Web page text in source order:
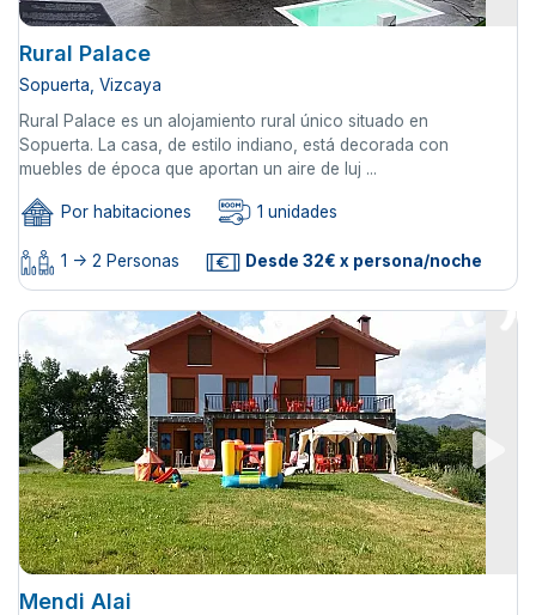
Rural Palace
Sopuerta, Vizcaya
Rural Palace es un alojamiento rural único situado en
Sopuerta. La casa, de estilo indiano, está decorada con
muebles de época que aportan un aire de luj ...
Por habitaciones 1 unidades
1 -> 2 Personas Desde 32€ x persona/noche
Mendi Alai